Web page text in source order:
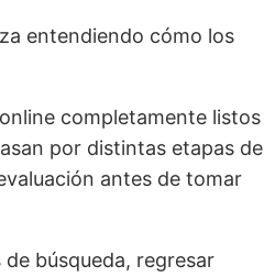
entendiendo cómo los
completamente listos
por distintas etapas de
antes de tomar
búsqueda, regresar